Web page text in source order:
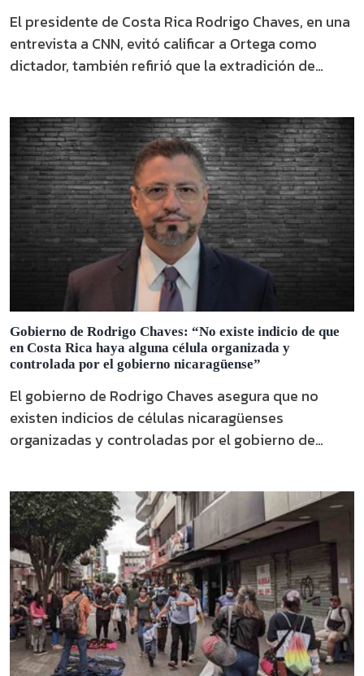
El presidente de Costa Rica Rodrigo Chaves, en una
entrevista a CNN, evitó calificar a Ortega como
dictador, también refirió que la extradición de
Gobierno de Rodrigo Chaves: “No existe indicio de que
en Costa Rica haya alguna célula organizada y
controlada por el gobierno nicaragüense”
El gobierno de Rodrigo Chaves asegura que no
existen indicios de células nicaragüenses
organizadas y controladas por el gobierno de